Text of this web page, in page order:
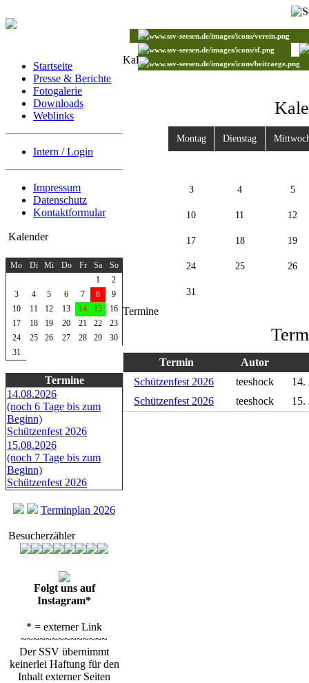
Startseite
Presse & Berichte
Fotogalerie
Downloads
Weblinks
Intern / Login
Impressum
Datenschutz
Kontaktformular
Kalender
Mo
Di Mi Do Fr Sa
So
1
2
3
4 5 6 7 8
9
10
11 12 13 14 15
16
17
18 19 20 21 22
23
24
25 26 27 28 29
30
31
Termine
14.08.2026
(noch 6 Tage bis zum
Beginn)
Schützenfest 2026
15.08.2026
(noch 7 Tage bis zum
Beginn)
Schützenfest 2026
Terminplan 2026
Besucherzähler
Folgt uns auf
Instagram*
* = externer Link
~~~~~~~~~~~~~~
Der SSV übernimmt
keinerlei Haftung für den
Inhalt externer Seiten
Kalender
Montag Dienstag
3 4 5
10 11 12
17 18 19
24 25 26
31
Termine
Termin
Autor
Schützenfest 2026
teeshock
14.
Schützenfest 2026
teeshock 15.